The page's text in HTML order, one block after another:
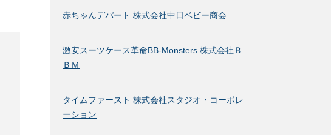
赤ちゃんデパート 株式会社中日ベビー商会
激安スーツケース革命BB-Monsters 株式会社Ｂ
ＢＭ
タイムファースト 株式会社スタジオ・コーポレ
ーション